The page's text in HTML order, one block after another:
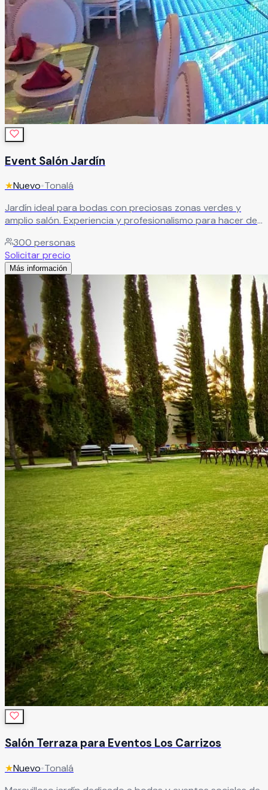
Event Salón Jardín
★Nuevo•Tonalá
Jardín ideal para bodas con preciosas zonas verdes y
amplio salón. Experiencia y profesionalismo para hacer de
todos los invitados.
300 personas
Solicitar precio
Más información
Salón Terraza para Eventos Los Carrizos
★Nuevo•Tonalá